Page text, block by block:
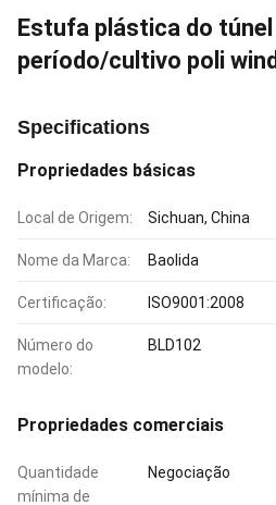
Estufa plástica do
período/cultivo poli
Specifications
Propriedades básicas
Local de Origem: Sichuan, China
Nome da Marca: Baolida
Certificação: ISO9001:2008
Número do
modelo:
BLD102
Propriedades comerciais
Quantidade
mínima de
Negociação